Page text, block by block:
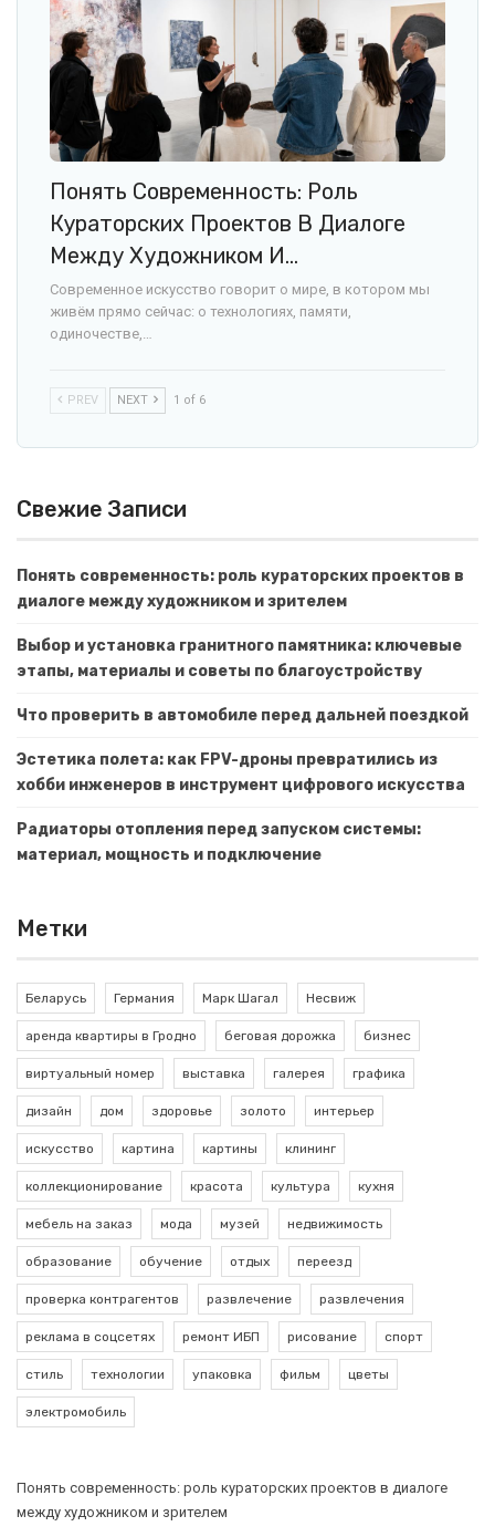
Понять Современность: Роль
Кураторских Проектов В Диалоге
Между Художником И…
Современное искусство говорит о мире, в котором мы
живём прямо сейчас: о технологиях, памяти,
одиночестве,…
PREV NEXT 1 of 6
Свежие Записи
Понять современность: роль кураторских проектов в
диалоге между художником и зрителем
Выбор и установка гранитного памятника: ключевые
этапы, материалы и советы по благоустройству
Что проверить в автомобиле перед дальней поездкой
Эстетика полета: как FPV-дроны превратились из
хобби инженеров в инструмент цифрового искусства
Радиаторы отопления перед запуском системы:
материал, мощность и подключение
Метки
Беларусь Германия Марк Шагал Несвиж
аренда квартиры в Гродно беговая дорожка бизнес
виртуальный номер выставка галерея графика
дизайн дом здоровье золото интерьер
искусство картина картины клининг
коллекционирование красота культура кухня
мебель на заказ мода музей недвижимость
образование обучение отдых переезд
проверка контрагентов развлечение развлечения
реклама в соцсетях ремонт ИБП рисование спорт
стиль технологии упаковка фильм цветы
электромобиль
Понять современность: роль кураторских проектов в диалоге
между художником и зрителем